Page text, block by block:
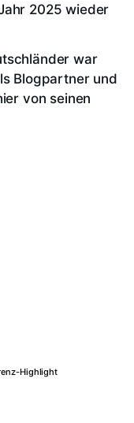
2025 wieder
war
Blogpartner und
von seinen
Highlight